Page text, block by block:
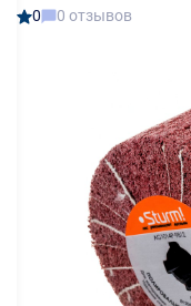
0 0 отзывов